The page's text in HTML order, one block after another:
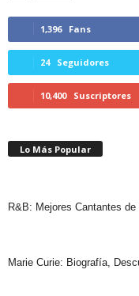
1,396 Fans
24 Seguidores
10,400 Suscriptores
Lo Más Popular
R&B: Mejores Cantantes
Marie Curie: Biografía,